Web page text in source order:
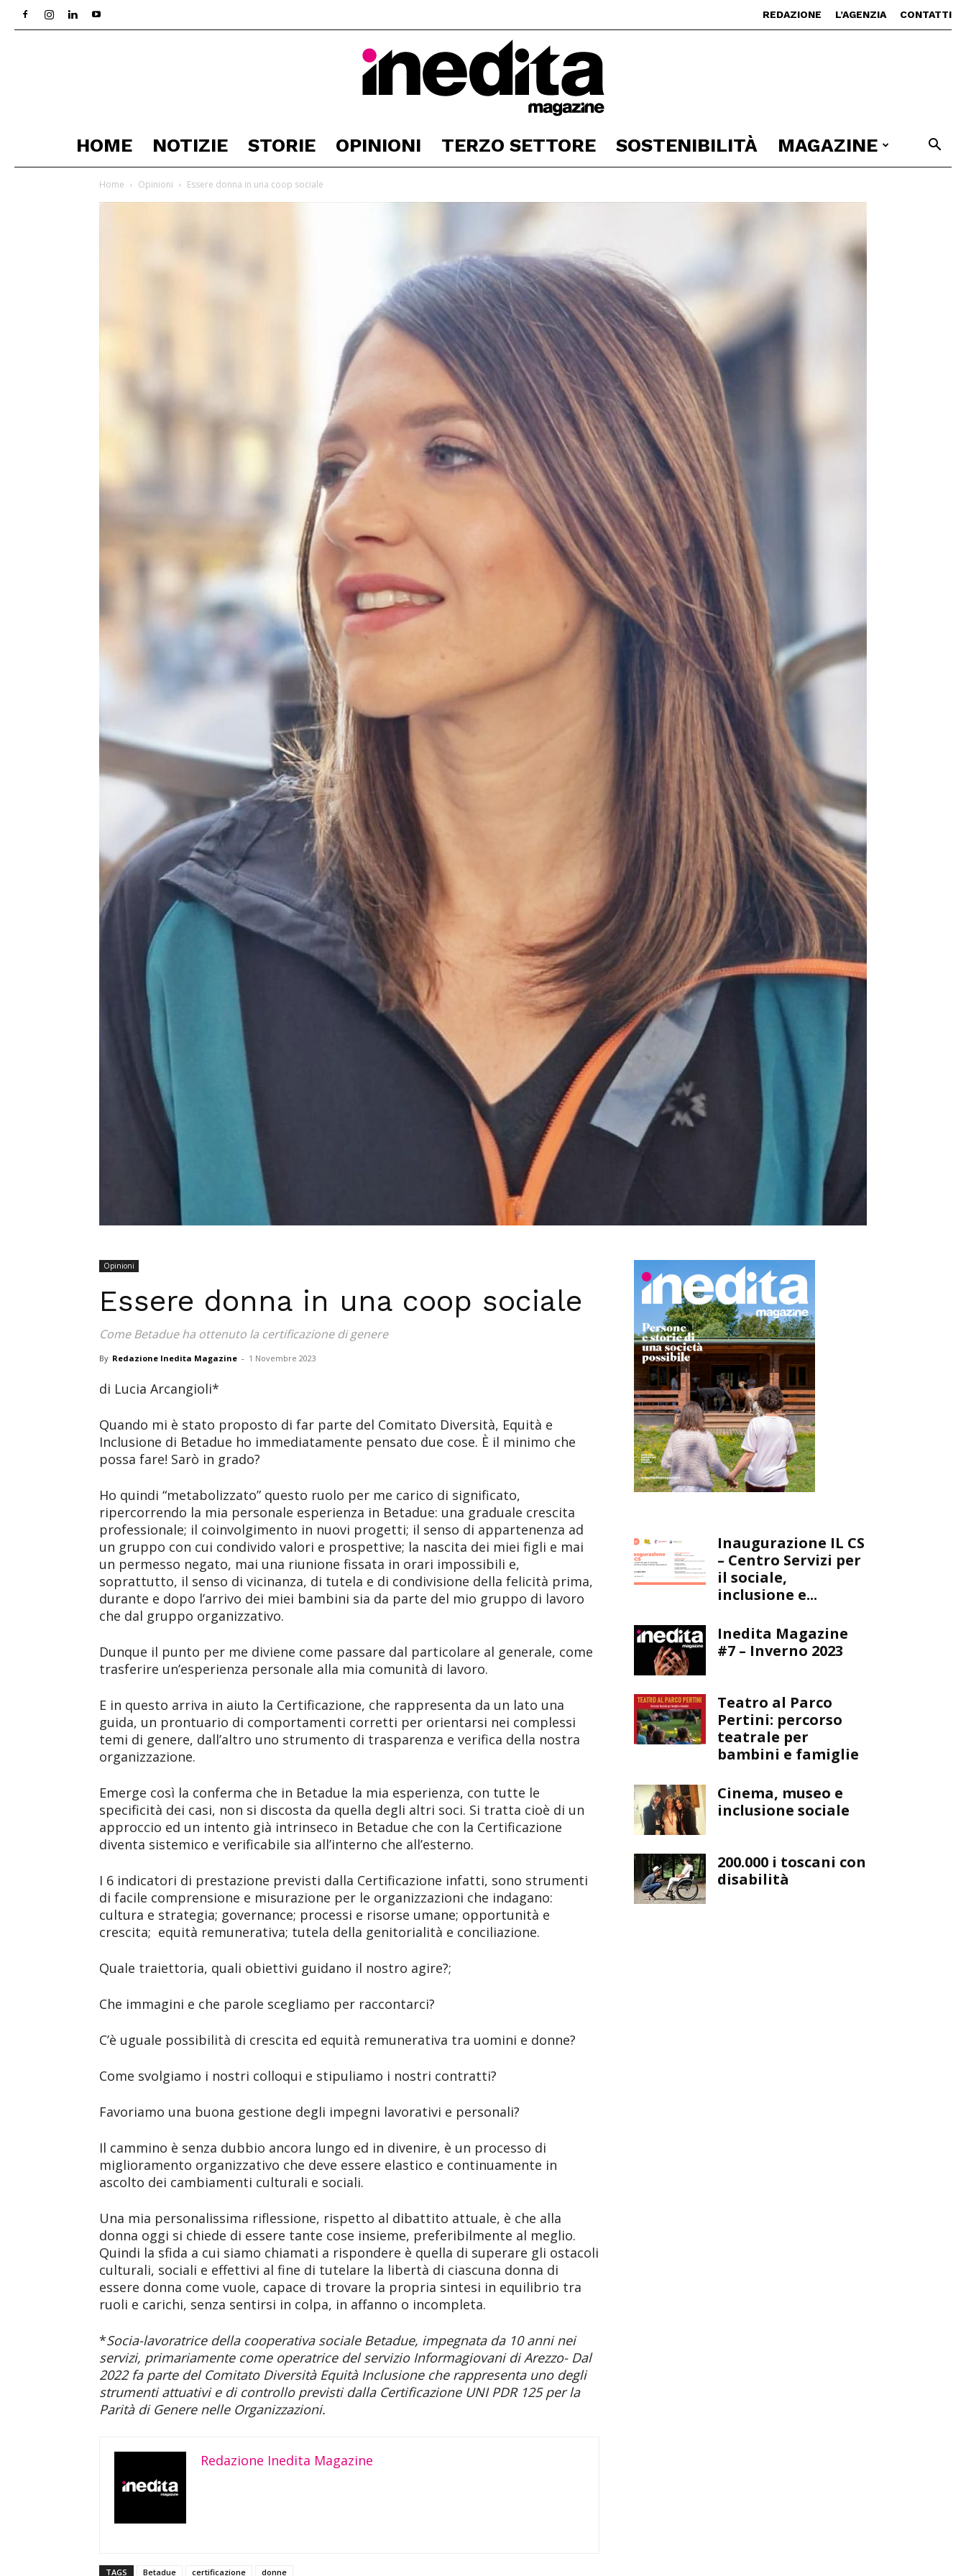
REDAZIONE L’AGENZIA CONTATTI
Inedita
Magazine
HOME NOTIZIE STORIE OPINIONI TERZO SETTORE SOSTENIBILITÀ MAGAZINE
Home Opinioni Essere donna in una coop sociale
Opinioni
Essere donna in una coop sociale
Come Betadue ha ottenuto la certificazione di genere
By Redazione Inedita Magazine - 1 Novembre 2023
di Lucia Arcangioli*
Quando mi è stato proposto di far parte del Comitato Diversità, Equità e
Inclusione di Betadue ho immediatamente pensato due cose. È il minimo che
possa fare! Sarò in grado?
Ho quindi “metabolizzato” questo ruolo per me carico di significato,
ripercorrendo la mia personale esperienza in Betadue: una graduale crescita
professionale; il coinvolgimento in nuovi progetti; il senso di appartenenza ad
un gruppo con cui condivido valori e prospettive; la nascita dei miei figli e mai
un permesso negato, mai una riunione fissata in orari impossibili e,
soprattutto, il senso di vicinanza, di tutela e di condivisione della felicità prima,
durante e dopo l’arrivo dei miei bambini sia da parte del mio gruppo di lavoro
che dal gruppo organizzativo.
Dunque il punto per me diviene come passare dal particolare al generale, come
trasferire un’esperienza personale alla mia comunità di lavoro.
E in questo arriva in aiuto la Certificazione, che rappresenta da un lato una
guida, un prontuario di comportamenti corretti per orientarsi nei complessi
temi di genere, dall’altro uno strumento di trasparenza e verifica della nostra
organizzazione.
Emerge così la conferma che in Betadue la mia esperienza, con tutte le
specificità dei casi, non si discosta da quella degli altri soci. Si tratta cioè di un
approccio ed un intento già intrinseco in Betadue che con la Certificazione
diventa sistemico e verificabile sia all’interno che all’esterno.
I 6 indicatori di prestazione previsti dalla Certificazione infatti, sono strumenti
di facile comprensione e misurazione per le organizzazioni che indagano:
cultura e strategia; governance; processi e risorse umane; opportunità e
crescita; equità remunerativa; tutela della genitorialità e conciliazione.
Quale traiettoria, quali obiettivi guidano il nostro agire?;
Che immagini e che parole scegliamo per raccontarci?
C’è uguale possibilità di crescita ed equità remunerativa tra uomini e donne?
Come svolgiamo i nostri colloqui e stipuliamo i nostri contratti?
Favoriamo una buona gestione degli impegni lavorativi e personali?
Il cammino è senza dubbio ancora lungo ed in divenire, è un processo di
miglioramento organizzativo che deve essere elastico e continuamente in
ascolto dei cambiamenti culturali e sociali.
Una mia personalissima riflessione, rispetto al dibattito attuale, è che alla
donna oggi si chiede di essere tante cose insieme, preferibilmente al meglio.
Quindi la sfida a cui siamo chiamati a rispondere è quella di superare gli ostacoli
culturali, sociali e effettivi al fine di tutelare la libertà di ciascuna donna di
essere donna come vuole, capace di trovare la propria sintesi in equilibrio tra
ruoli e carichi, senza sentirsi in colpa, in affanno o incompleta.
*Socia-lavoratrice della cooperativa sociale Betadue, impegnata da 10 anni nei
servizi, primariamente come operatrice del servizio Informagiovani di Arezzo- Dal
2022 fa parte del Comitato Diversità Equità Inclusione che rappresenta uno degli
strumenti attuativi e di controllo previsti dalla Certificazione UNI PDR 125 per la
Parità di Genere nelle Organizzazioni.
Redazione Inedita Magazine
TAGS Betadue certificazione donne
Inaugurazione IL CS
– Centro Servizi per
il sociale,
inclusione e...
Inedita Magazine
#7 – Inverno 2023
Teatro al Parco
Pertini: percorso
teatrale per
bambini e famiglie
Cinema, museo e
inclusione sociale
200.000 i toscani con
disabilità